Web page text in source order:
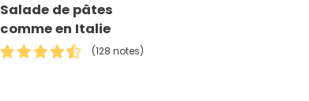
Salade de pâtes
comme en Italie
(128 notes)